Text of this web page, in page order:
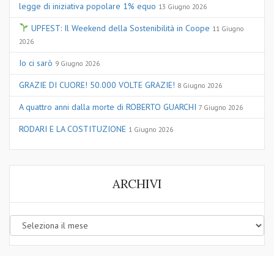
legge di iniziativa popolare 1% equo 13 Giugno 2026
UPFEST: Il Weekend della Sostenibilità in Coope 11 Giugno
2026
Io ci sarò 9 Giugno 2026
GRAZIE DI CUORE! 50.000 VOLTE GRAZIE! 8 Giugno 2026
A quattro anni dalla morte di ROBERTO GUARCHI 7 Giugno 2026
RODARI E LA COSTITUZIONE 1 Giugno 2026
ARCHIVI
Archivi